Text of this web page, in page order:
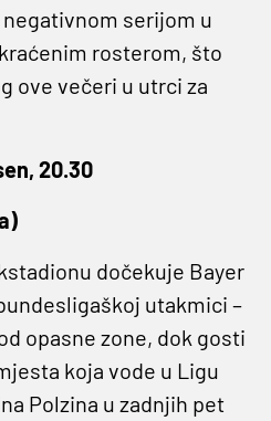
serijom u
rosterom, što
ove večeri u utrci za
20.30
dočekuje Bayer
utakmici –
opasne zone, dok gosti
koja vode u Ligu
Polzina u zadnjih pet